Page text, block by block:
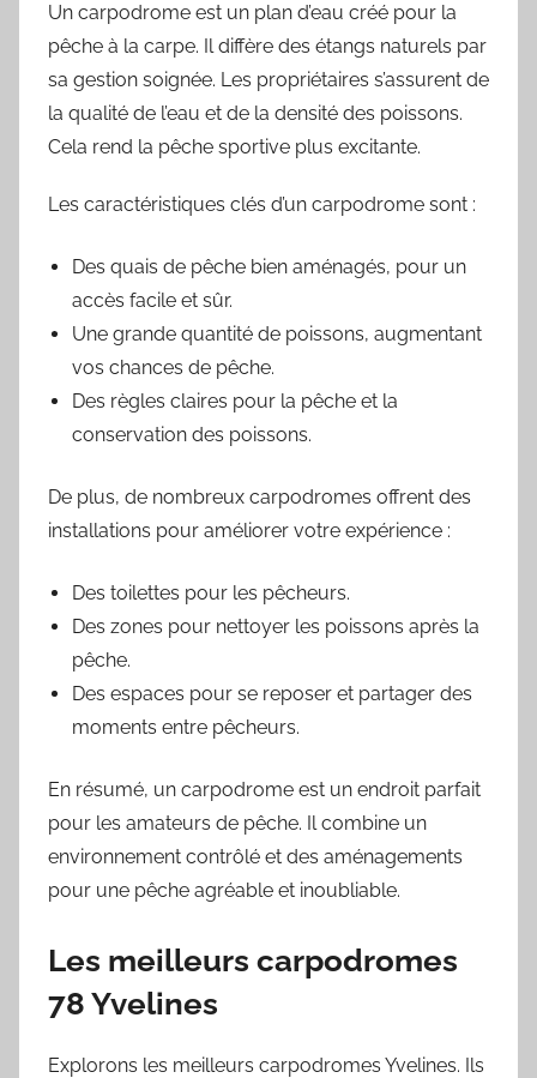
Un carpodrome est un plan d’eau créé pour la
pêche à la carpe. Il diffère des étangs naturels par
sa gestion soignée. Les propriétaires s’assurent de
la qualité de l’eau et de la densité des poissons.
Cela rend la pêche sportive plus excitante.
Les caractéristiques clés d’un carpodrome sont :
Des quais de pêche bien aménagés, pour un
accès facile et sûr.
Une grande quantité de poissons, augmentant
vos chances de pêche.
Des règles claires pour la pêche et la
conservation des poissons.
De plus, de nombreux carpodromes offrent des
installations pour améliorer votre expérience :
Des toilettes pour les pêcheurs.
Des zones pour nettoyer les poissons après la
pêche.
Des espaces pour se reposer et partager des
moments entre pêcheurs.
En résumé, un carpodrome est un endroit parfait
pour les amateurs de pêche. Il combine un
environnement contrôlé et des aménagements
pour une pêche agréable et inoubliable.
Les meilleurs carpodromes
78 Yvelines
Explorons les meilleurs carpodromes Yvelines. Ils